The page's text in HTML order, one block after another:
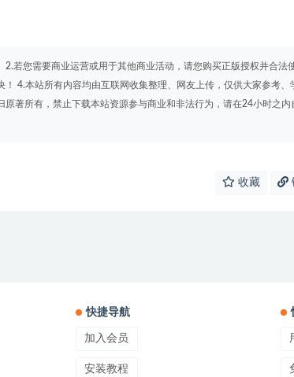
若您需要商业运营或用于其他商业活动，请您购买正版授权并合法
4.本站所有内容均由互联网收集整理、网友上传，仅供大家参考、
著所有，禁止下载本站资源参与商业和非法行为，请在24小时之内
收藏
快捷导航
加入会员
安装教程